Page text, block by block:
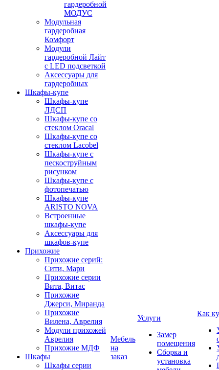
гардеробной
МОДУС
Модульная
гардеробная
Комфорт
Модули
гардеробной Лайт
с LED подсветкой
Аксессуары для
гардеробных
Шкафы-купе
Шкафы-купе
ЛДСП
Шкафы-купе со
стеклом Oracal
Шкафы-купе со
стеклом Lacobel
Шкафы-купе с
пескоструйным
рисунком
Шкафы-купе с
фотопечатью
Шкафы-купе
ARISTO NOVA
Встроенные
шкафы-купе
Аксессуары для
шкафов-купе
Прихожие
Прихожие серий:
Сити, Мари
Прихожие серии
Вита, Витас
Прихожие
Джерси, Миранда
Прихожие
Вилена, Аврелия
Модули прихожей
Аврелия
Прихожие МДФ
Шкафы
Шкафы серии
Мебель
на
заказ
Услуги
Замер
помещения
Сборка и
установка
Как